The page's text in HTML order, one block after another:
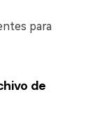
para
de